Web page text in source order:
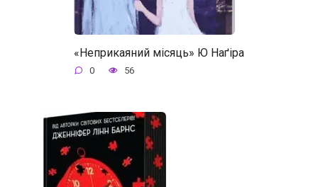
«Неприкаяний місяць» Ю Наґіра
0 56